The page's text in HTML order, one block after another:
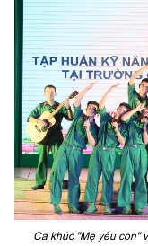
Ca khúc "Mẹ yêu con"